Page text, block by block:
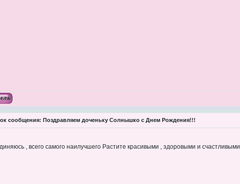
сообщения: Поздравляем доченьку Солнышко с Днем Рождения!!!
, всего самого наилучшего Растите красивыми , здоровыми и счастливыми